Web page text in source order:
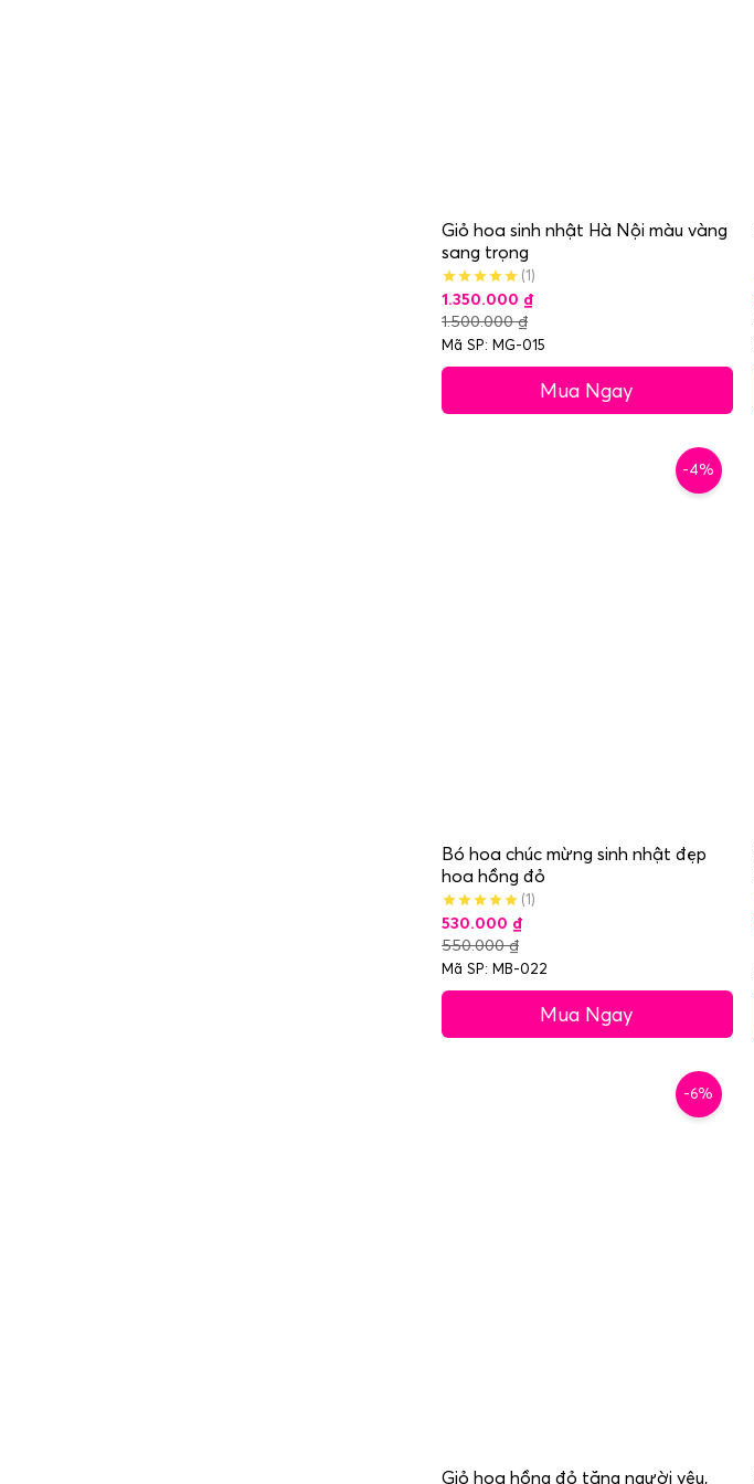
Giỏ hoa sinh nhật Hà Nội màu vàng
sang trọng
(1)
1.350.000 ₫
1.500.000₫
Mã SP: MG-015
Mua Ngay
-4%
Bó hoa chúc mừng sinh nhật đẹp
hoa hồng đỏ
(1)
530.000 ₫
550.000₫
Mã SP: MB-022
Mua Ngay
-6%
Giỏ hoa hồng đỏ tặng người yêu,